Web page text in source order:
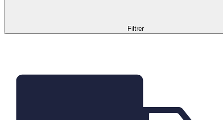
Filtrer